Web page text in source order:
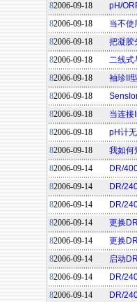
82006-09-18
pH/
82006-09-18
当不使
82006-09-18
把凝胶
82006-09-18
二线式
82006-09-18
袖珍II
82006-09-18
82006-09-18
当连接
82006-09-18
pH计
82006-09-18
我如何
82006-09-14
DR/
82006-09-14
DR/
82006-09-14
DR/
82006-09-14
更换
82006-09-14
更换
82006-09-14
启动
82006-09-14
DR/
82006-09-14
DR/